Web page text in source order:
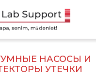
НАСОСЫ И
УТЕЧКИ